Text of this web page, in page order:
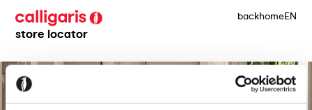
store locator
backhomeEN